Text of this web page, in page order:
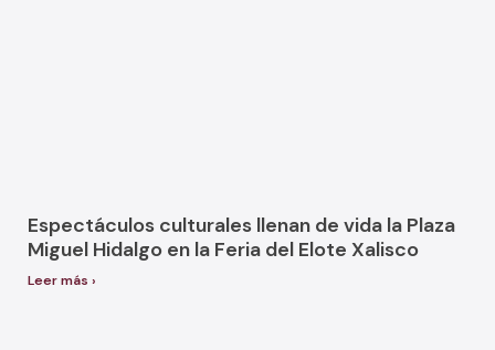
Espectáculos culturales llenan de vida la Plaza
Miguel Hidalgo en la Feria del Elote Xalisco
Leer más ›